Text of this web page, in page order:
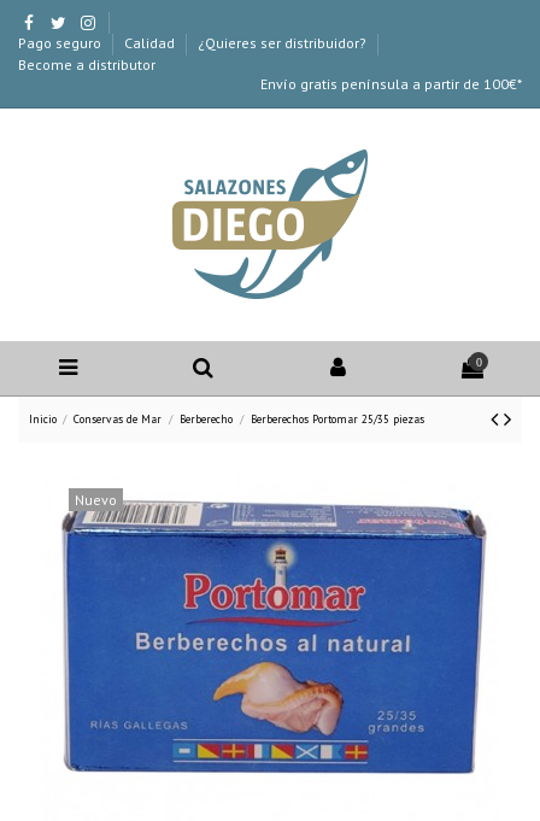
Pago seguro Calidad
¿Quieres ser distribuidor?
Become a distributor
Envío gratis península a partir de 100€*
0
Inicio Conservas de Mar Berberecho Berberechos Portomar 25/35 piezas
Nuevo